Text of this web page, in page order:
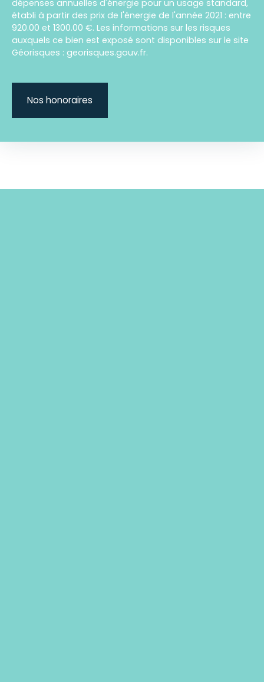
dépenses annuelles d'énergie pour un usage standard,
établi à partir des prix de l'énergie de l'année 2021 : entre
920.00 et 1300.00 €. Les informations sur les risques
auxquels ce bien est exposé sont disponibles sur le site
Géorisques : georisques.gouv.fr.
Nos honoraires